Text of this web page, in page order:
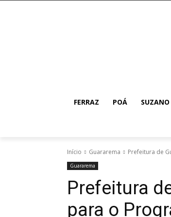
FERRAZ POÁ SUZANO
Início Guararema Prefeitura de
Guararema
Prefeitura
para o